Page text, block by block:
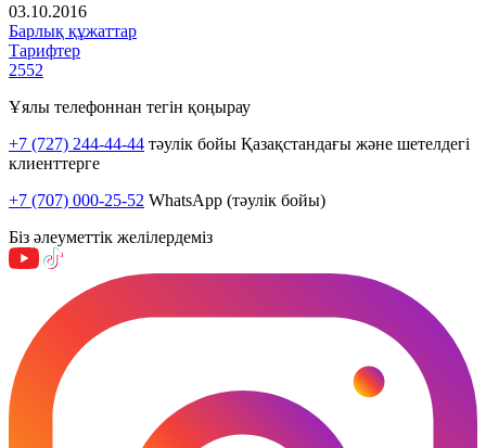
03.10.2016
Барлық құжаттар
Тарифтер
2552
Ұялы телефоннан тегін қоңырау
+7 (727) 244-44-44 тәулік бойы Қазақстандағы және шетелдегі
клиенттерге
+7 (707) 000-25-52 WhatsApp (тәулік бойы)
Біз әлеуметтік желілердеміз